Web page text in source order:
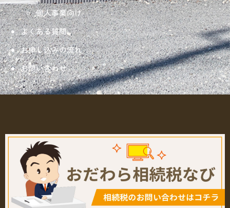
個人事業向け
よくある質問
お申し込みの流れ
お問い合わせ